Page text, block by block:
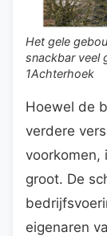
Het gele
snackbar veel
1Achterhoek
Hoewel de
verdere
voorkomen,
groot. De
eigenaren